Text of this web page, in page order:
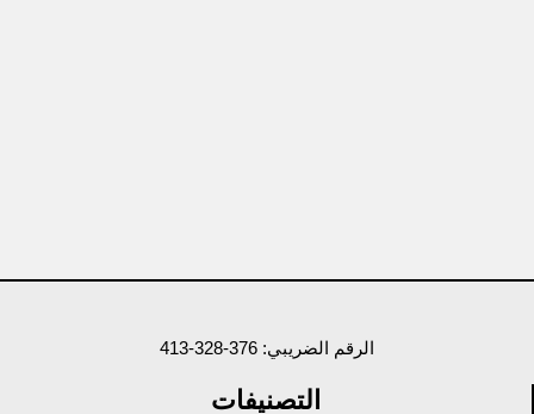
الرقم الضريبي: 376-328-413
التصنيفات